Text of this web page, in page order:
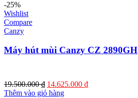
-25%
Wishlist
Compare
Canzy
Máy hút mùi Canzy CZ 2890GH
19.500.000₫ Giá
gốc
14.625.000 ₫Giá
Thêm vào giỏ hàng